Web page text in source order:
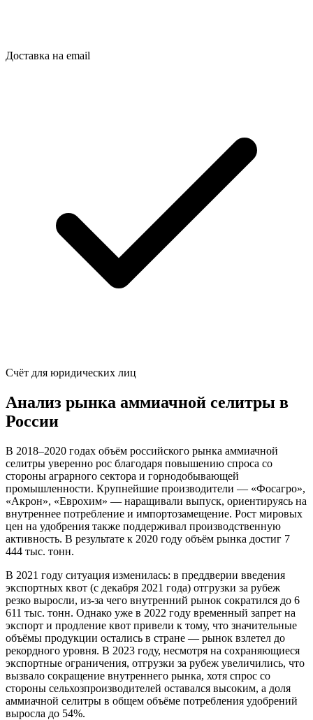
Доставка на email
Счёт для юридических лиц
Анализ рынка аммиачной селитры в
России
В 2018–2020 годах объём российского рынка аммиачной
селитры уверенно рос благодаря повышению спроса со
стороны аграрного сектора и горнодобывающей
промышленности. Крупнейшие производители — «Фосагро»,
«Акрон», «Еврохим» — наращивали выпуск, ориентируясь на
внутреннее потребление и импортозамещение. Рост мировых
цен на удобрения также поддерживал производственную
активность. В результате к 2020 году объём рынка достиг 7
444 тыс. тонн.
В 2021 году ситуация изменилась: в преддверии введения
экспортных квот (с декабря 2021 года) отгрузки за рубеж
резко выросли, из-за чего внутренний рынок сократился до 6
611 тыс. тонн. Однако уже в 2022 году временный запрет на
экспорт и продление квот привели к тому, что значительные
объёмы продукции остались в стране — рынок взлетел до
рекордного уровня. В 2023 году, несмотря на сохраняющиеся
экспортные ограничения, отгрузки за рубеж увеличились, что
вызвало сокращение внутреннего рынка, хотя спрос со
стороны сельхозпроизводителей оставался высоким, а доля
аммиачной селитры в общем объёме потребления удобрений
выросла до 54%.